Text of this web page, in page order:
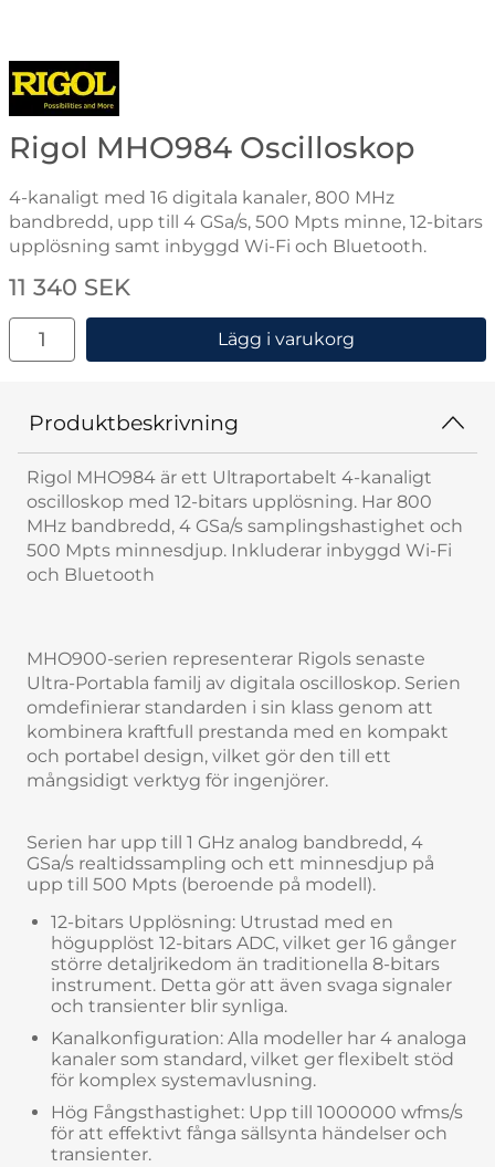
Gå till varumärkessidan för Rigol
Rigol MHO984 Oscilloskop
4-kanaligt med 16 digitala kanaler, 800 MHz
bandbredd, upp till 4 GSa/s, 500 Mpts minne, 12-bitars
upplösning samt inbyggd Wi-Fi och Bluetooth.
Handla denna produkt Rigol MHO984 Oscilloskop
pris
11 340 SEK
antal
Lägg i varukorg
Produktbeskrivning
Rigol MHO984 är ett Ultraportabelt 4-kanaligt
oscilloskop med 12-bitars upplösning. Har 800
MHz bandbredd, 4 GSa/s samplingshastighet och
500 Mpts minnesdjup. Inkluderar inbyggd Wi-Fi
och Bluetooth
MHO900-serien representerar Rigols senaste
Ultra-Portabla familj av digitala oscilloskop. Serien
omdefinierar standarden i sin klass genom att
kombinera kraftfull prestanda med en kompakt
och portabel design, vilket gör den till ett
mångsidigt verktyg för ingenjörer.
Serien har upp till 1 GHz analog bandbredd, 4
GSa/s realtidssampling och ett minnesdjup på
upp till 500 Mpts (beroende på modell).
12-bitars Upplösning: Utrustad med en
högupplöst 12-bitars ADC, vilket ger 16 gånger
större detaljrikedom än traditionella 8-bitars
instrument. Detta gör att även svaga signaler
och transienter blir synliga.
Kanalkonfiguration: Alla modeller har 4 analoga
kanaler som standard, vilket ger flexibelt stöd
för komplex systemavlusning.
Hög Fångsthastighet: Upp till 1000000 wfms/s
för att effektivt fånga sällsynta händelser och
transienter.